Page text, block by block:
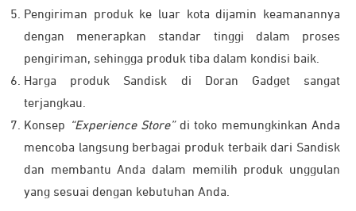
Pengiriman produk ke luar kota dijamin keamanannya
dengan menerapkan standar tinggi dalam proses
pengiriman, sehingga produk tiba dalam kondisi baik.
Harga produk Sandisk di Doran Gadget sangat
terjangkau.
Konsep
“Experience Store”di toko memungkinkan Anda
mencoba langsung berbagai produk terbaik dari Sandisk
dan membantu Anda dalam memilih produk unggulan
yang sesuai dengan kebutuhan Anda.